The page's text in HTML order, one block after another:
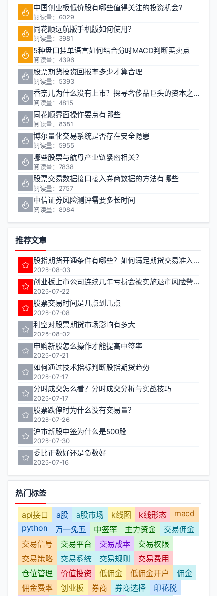
中国创业板低价股有哪些值得关注的投资机会?
阅读量：6029
同花顺远航版手机版如何使用？
阅读量：3981
5种盘口挂单语言如何结合分时MACD判断买卖点
阅读量：4396
股票期货投资回报率多少才算合理
阅读量：5393
香奈儿为什么没有上市？探寻奢侈品巨头的资本之路
阅读量：4815
同花顺界面操作要点有哪些
阅读量：8381
博尔量化交易系统是否存在安全隐患
阅读量：5955
哪些股票与航母产业链紧密相关？
阅读量：7838
股票交易数据接口接入券商数据的方法有哪些
阅读量：2757
中信证券风险测评需要多长时间
阅读量：8984
推荐文章
股指期货开通条件有哪些？如何满足期货交易准入要求？
2026-08-03
创业板上市公司连续几年亏损会被实施退市风险警示
2026-07-22
股票交易时间是几点到几点
2026-07-08
利空对股票期货市场影响有多大
2026-08-02
申购新股怎么操作才能提高中签率
2026-07-21
如何通过技术指标判断股指期货趋势
2026-07-17
分时成交怎么看？分时成交分析与实战技巧
2026-07-17
股票跌停时为什么没有交易量？
2026-07-26
沪市新股中签为什么是500股
2026-07-30
委比正数好还是负数好
2026-07-16
热门标签
api接口 a股 a股市场 k线图 k线形态
macd
python
万一免五 中签率 主力资金
交易佣金
交易信号
交易平台 交易成本
交易权限
交易策略
交易系统 交易规则
交易费用
仓位管理
价值投资 低佣金 低佣金开户
佣金
佣金费率
创业板 券商 券商选择
印花税